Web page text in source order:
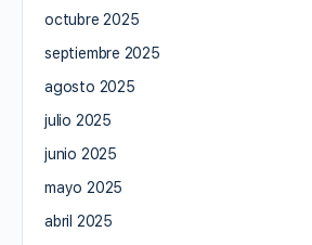
octubre 2025
septiembre 2025
agosto 2025
julio 2025
junio 2025
mayo 2025
abril 2025